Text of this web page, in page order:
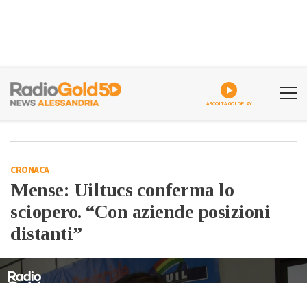
ASCOLTA GOLDPLAY
CRONACA
Mense: Uiltucs conferma lo
sciopero. “Con aziende posizioni
distanti”